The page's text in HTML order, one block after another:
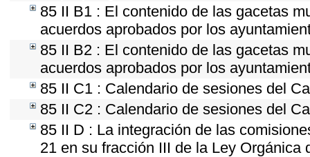
85 II B1 : El contenido de las gacetas
acuerdos aprobados por los
85 II B2 : El contenido de las gacetas
acuerdos aprobados por los
85 II C1 : Calendario de sesiones del
85 II C2 : Calendario de sesiones del
85 II D : La integración de las
21 en su fracción III de la Ley Orgánica